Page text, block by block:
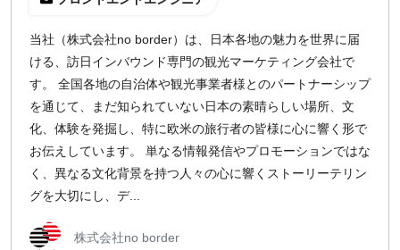
当社（株式会社no border）は、日本各地の魅力を世界に届
ける、訪日インバウンド専門の観光マーケティング会社で
す。 全国各地の自治体や観光事業者様とのパートナーシップ
を通じて、まだ知られていない日本の素晴らしい場所、文
化、体験を発掘し、特に欧米の旅行者の皆様に心に響く形で
お伝えしています。 単なる情報発信やプロモーションではな
く、異なる文化背景を持つ人々の心に響くストーリーテリン
グを大切にし、デ...
株式会社no border